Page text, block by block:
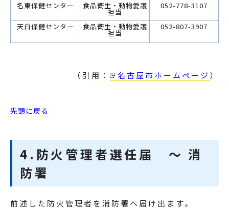
名東保健センター 食品衛生・動物愛護
担当
052-778-3107
天白保健センター 食品衛生・動物愛護
担当
052-807-3907
（引用： 名古屋市ホームページ ）
先頭に戻る
4.防火管理者選任届 ～ 消
防署
前述した防火管理者を消防署へ届け出ます。